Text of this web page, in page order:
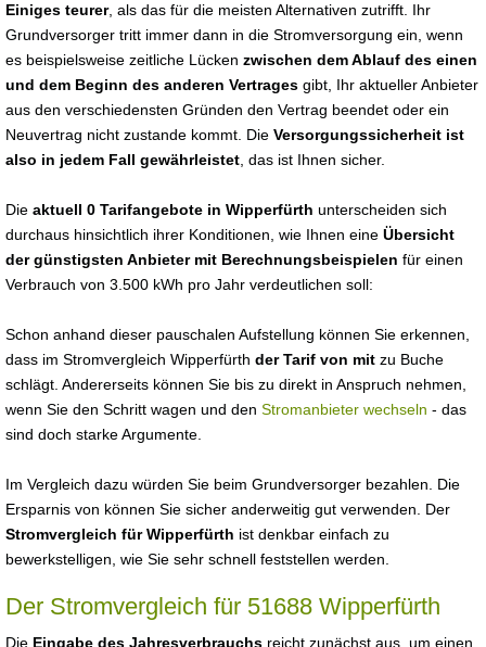
Einiges teurer, als das für die meisten Alternativen zutrifft. Ihr
Grundversorger tritt immer dann in die Stromversorgung ein, wenn
es beispielsweise zeitliche Lücken zwischen dem Ablauf des einen
und dem Beginn des anderen Vertrages gibt, Ihr aktueller Anbieter
aus den verschiedensten Gründen den Vertrag beendet oder ein
Neuvertrag nicht zustande kommt. Die Versorgungssicherheit ist
also in jedem Fall gewährleistet , das ist Ihnen sicher.
Die aktuell 0 Tarifangebote in Wipperfürth unterscheiden sich
durchaus hinsichtlich ihrer Konditionen, wie Ihnen eine Übersicht
der günstigsten Anbieter mit Berechnungsbeispielen für einen
Verbrauch von 3.500 kWh pro Jahr verdeutlichen soll:
Schon anhand dieser pauschalen Aufstellung können Sie erkennen,
dass im Stromvergleich Wipperfürth der Tarif von mit zu Buche
schlägt. Andererseits können Sie bis zu direkt in Anspruch nehmen,
wenn Sie den Schritt wagen und den Stromanbieter wechseln - das
sind doch starke Argumente.
Im Vergleich dazu würden Sie beim Grundversorger bezahlen. Die
Ersparnis von können Sie sicher anderweitig gut verwenden. Der
Stromvergleich für Wipperfürth ist denkbar einfach zu
bewerkstelligen, wie Sie sehr schnell feststellen werden.
Der Stromvergleich für 51688 Wipperfürth
Die Eingabe des Jahresverbrauchs reicht zunächst aus, um einen